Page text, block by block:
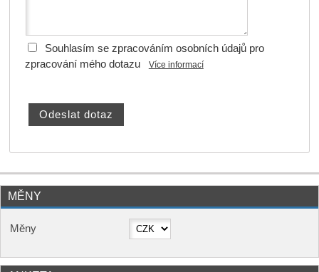
Souhlasím se zpracováním osobních údajů pro
zpracování mého dotazu
Více informací
MĚNY
Měny